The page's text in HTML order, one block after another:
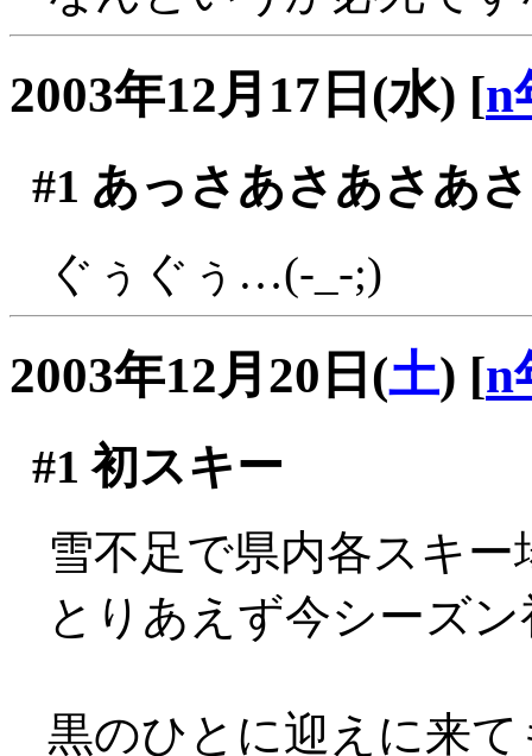
2003年12月17日(水) [n
#1 あっさあさあさあ
ぐぅぐぅ…(-_-;)
2003年12月20日(土) [n
#1 初スキー
雪不足で県内各スキ
とりあえず今シーズ
黒のひとに迎えに来